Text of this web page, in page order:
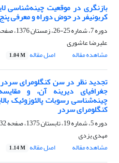
بازنگری در موقعیت چینه‌شناسی
کربونیفر در حوض دوراه و معرفی
دوره 7، شماره 25-26، زمستان 1376، صفحه
علیرضا عاشوری
مشاهده مقاله
اصل مقاله 1.04 M
تجدید نظر در سن کنگلومرای
جغرافیای دیرینه آن، و
چینه‌شناسی رسوبات پالئوزوئیک
کنگلومرای سردر
دوره 5، شماره 19، تابستان 1375، صفحه
32-41
مهدی یزدی
مشاهده مقاله
اصل مقاله 1.14 M